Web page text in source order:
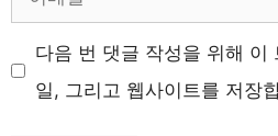
메
일 다음 번 댓글 작성을 위해 이
일, 그리고 웹사이트를 저장